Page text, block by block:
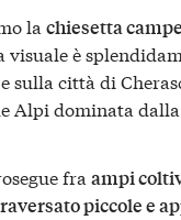
la chiesetta
visuale è
sulla città di
Alpi dominata
fra ampi
piccole e